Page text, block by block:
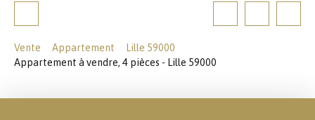
Vente Appartement
Lille 59000
Appartement à vendre, 4 pièces - Lille 59000